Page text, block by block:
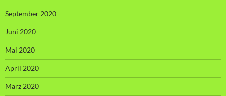
September 2020
Juni 2020
Mai 2020
April 2020
März 2020